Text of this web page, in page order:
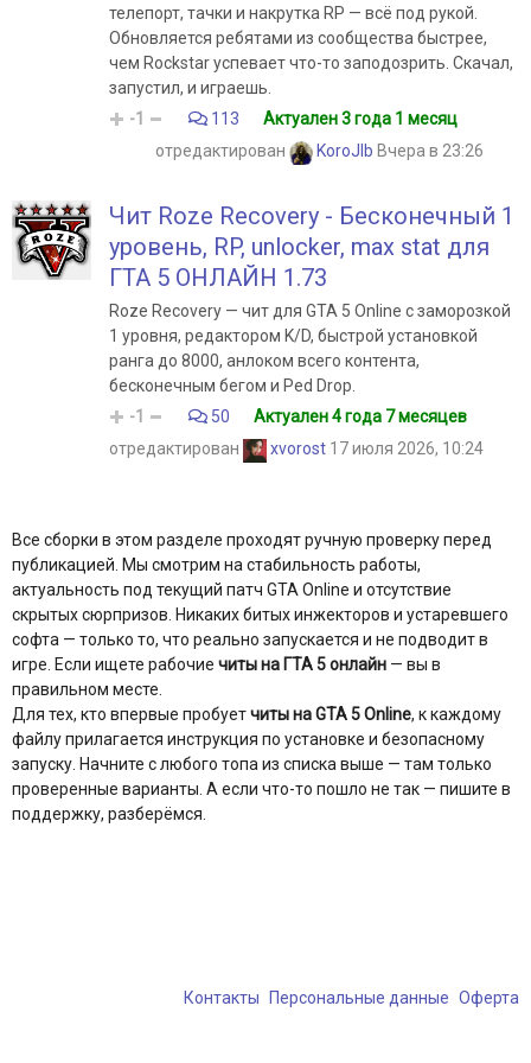
телепорт, тачки и накрутка RP — всё под рукой.
Обновляется ребятами из сообщества быстрее,
чем Rockstar успевает что-то заподозрить. Скачал,
запустил, и играешь.
-1
113
Актуален 3 года 1 месяц
отредактирован
KoroJIb Вчера в 23:26
Чит Roze Recovery - Бесконечный 1
уровень, RP, unlocker, max stat для
ГТА 5 ОНЛАЙН 1.73
Roze Recovery — чит для GTA 5 Online с заморозкой
1 уровня, редактором K/D, быстрой установкой
ранга до 8000, анлоком всего контента,
бесконечным бегом и Ped Drop.
-1
50
Актуален 4 года 7 месяцев
отредактирован
xvorost 17 июля 2026, 10:24
Все сборки в этом разделе проходят ручную проверку перед
публикацией. Мы смотрим на стабильность работы,
актуальность под текущий патч GTA Online и отсутствие
скрытых сюрпризов. Никаких битых инжекторов и устаревшего
софта — только то, что реально запускается и не подводит в
игре. Если ищете рабочие читы на ГТА 5 онлайн — вы в
правильном месте.
Для тех, кто впервые пробуетчиты на GTA 5 Online, к каждому
файлу прилагается инструкция по установке и безопасному
запуску. Начните с любого топа из списка выше — там только
проверенные варианты. А если что-то пошло не так — пишите в
поддержку, разберёмся.
Контакты Персональные данные Оферта